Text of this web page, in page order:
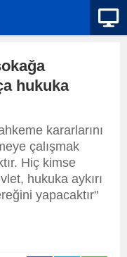
hukuka
kararlarını
çalışmak
Hiç kimse
hukuka aykırı
yapacaktır"